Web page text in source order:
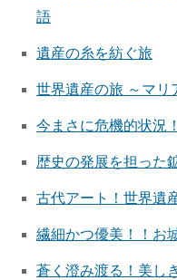
語
遺産の糸を紡ぐ旅
世界遺産の旅 ～マリ
今まさに危機的状況
歴史の発展を担った
古代アート！世界遺
繊細かつ優美！！お
蒼く澄み渡る！美し